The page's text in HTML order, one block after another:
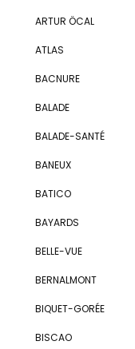
ARTUR ÖCAL
ATLAS
BACNURE
BALADE
BALADE-SANTÉ
BANEUX
BATICO
BAYARDS
BELLE-VUE
BERNALMONT
BIQUET-GORÉE
BISCAO